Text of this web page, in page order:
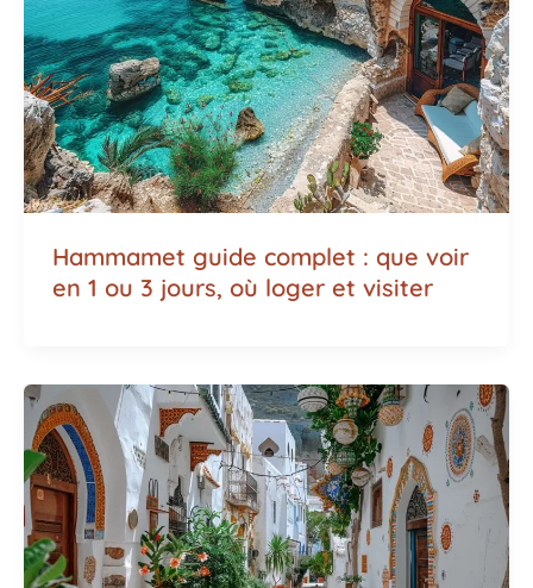
Hammamet guide complet : que voir
en 1 ou 3 jours, où loger et visiter